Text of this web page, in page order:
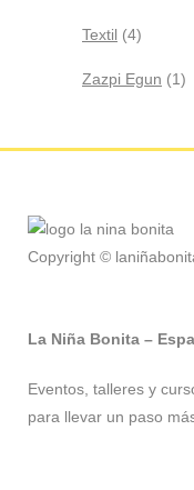
Textil (4)
Zazpi Egun (1)
Copyright ©
La Niña Bonita –
Eventos, talleres y
para llevar un paso